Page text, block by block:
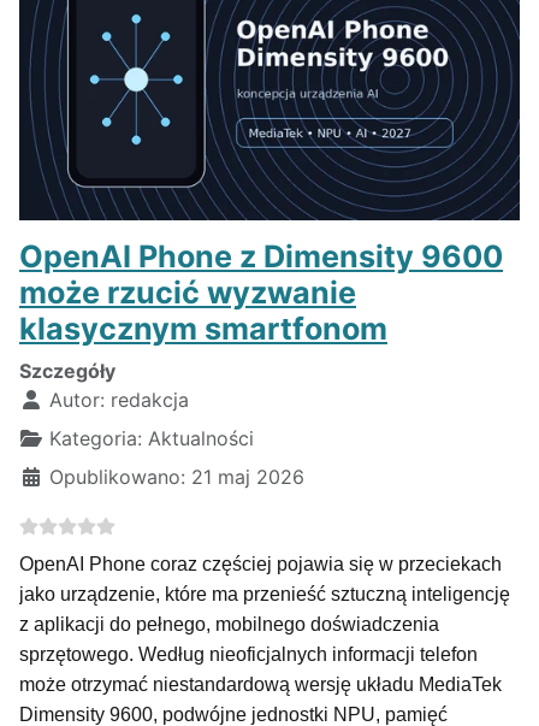
OpenAI Phone z Dimensity 9600
może rzucić wyzwanie
klasycznym smartfonom
Szczegóły
Autor: redakcja
Kategoria: Aktualności
Opublikowano: 21 maj 2026
OpenAI Phone coraz częściej pojawia się w przeciekach
jako urządzenie, które ma przenieść sztuczną inteligencję
z aplikacji do pełnego, mobilnego doświadczenia
sprzętowego. Według nieoficjalnych informacji telefon
może otrzymać niestandardową wersję układu MediaTek
Dimensity 9600, podwójne jednostki NPU, pamięć